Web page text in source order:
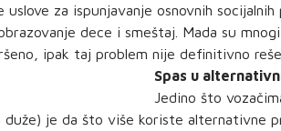
uslove za ispunjavanje osnovnih
dece i smeštaj. Mada su
ipak taj problem nije definitivno
Spas u
Jedino što
duže) je da što više koriste alternativne